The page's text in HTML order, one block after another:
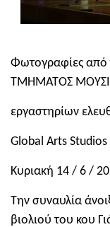
Φωτογραφίες από
ΤΜΗΜΑΤΟΣ
εργαστηρίων
Global Arts Studios
Κυριακή 14 / 6 /
Την συναυλία
βιολιού του κου